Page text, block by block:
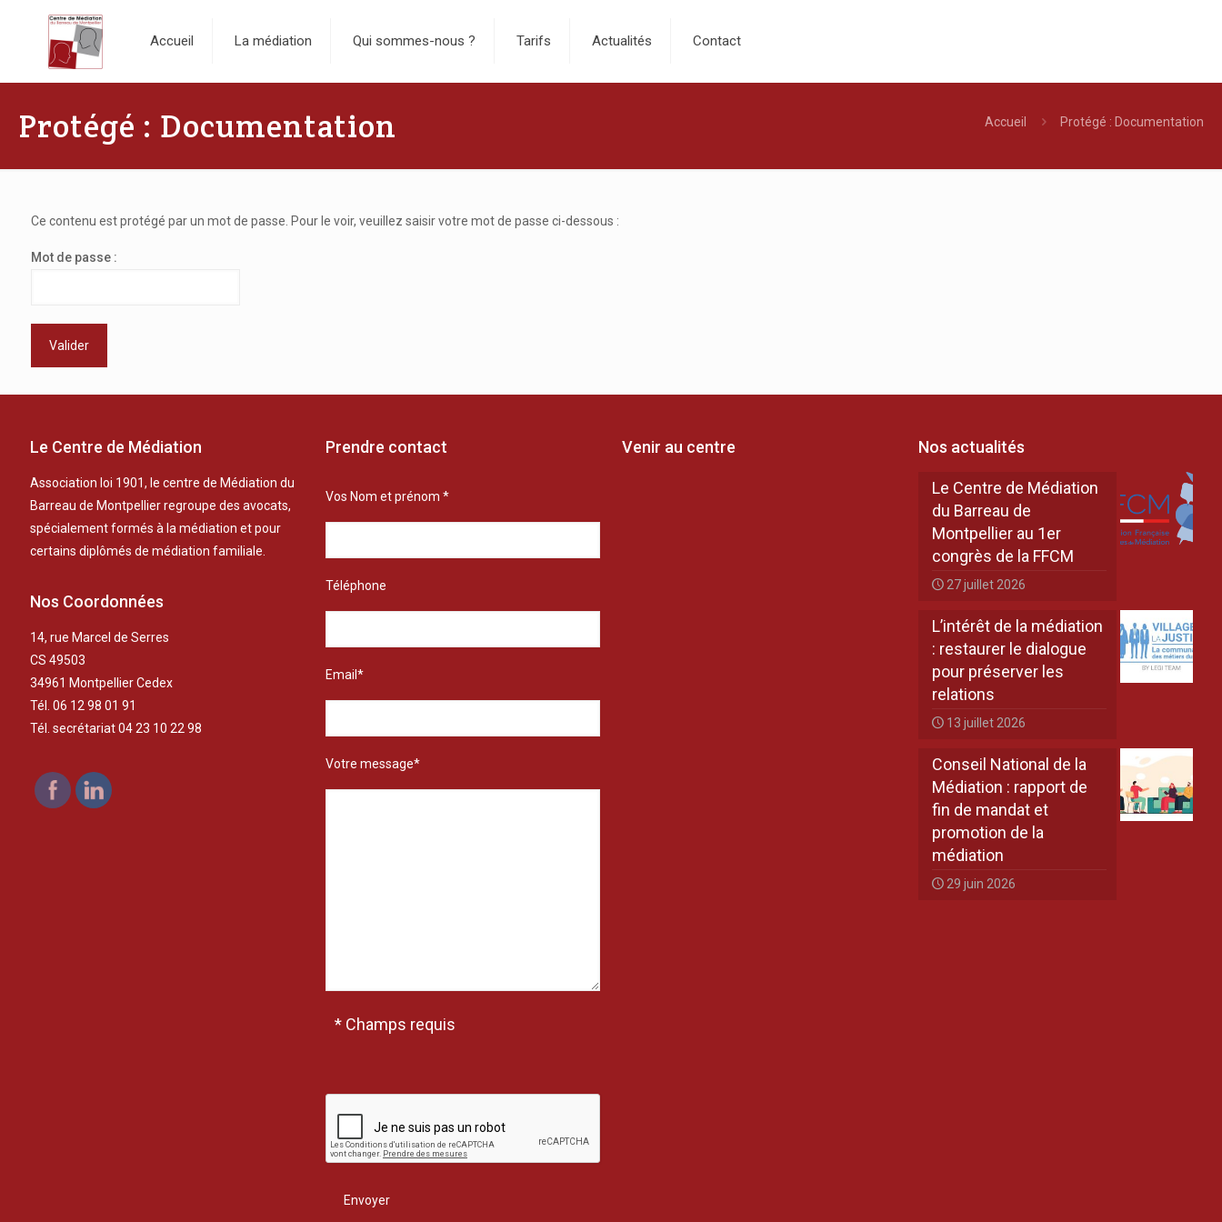
Accueil La médiation Qui sommes-nous ? Tarifs Actualités Contact
Protégé : Documentation Accueil Protégé : Documentation
Ce contenu est protégé par un mot de passe. Pour le voir, veuillez saisir votre mot de passe ci-dessous :
Mot de passe :
Le Centre de Médiation
Association loi 1901, le centre de Médiation du
Barreau de Montpellier regroupe des avocats,
spécialement formés à la médiation et pour
certains diplômés de médiation familiale.
Nos Coordonnées
14, rue Marcel de Serres
CS 49503
34961 Montpellier Cedex
Tél. 06 12 98 01 91
Tél. secrétariat 04 23 10 22 98
Prendre contact
Vos Nom et prénom *
Téléphone
Email*
Votre message*
* Champs requis
Venir au centre Nos actualités
Le Centre de Médiation
du Barreau de
Montpellier au 1er
congrès de la FFCM
27 juillet 2026
L’intérêt de la médiation
: restaurer le dialogue
pour préserver les
relations
13 juillet 2026
Conseil National de la
Médiation : rapport de
fin de mandat et
promotion de la
médiation
29 juin 2026